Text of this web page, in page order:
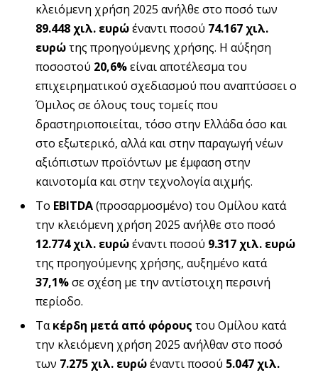
κλειόμενη χρήση 2025 ανήλθε στο ποσό των
89.448 χιλ. ευρώέναντι ποσού 74.167 χιλ.
ευρώτης προηγούμενης χρήσης. Η αύξηση
ποσοστού 20,6%είναι αποτέλεσμα του
επιχειρηματικού σχεδιασμού που αναπτύσσει ο
Όμιλος σε όλους τους τομείς που
δραστηριοποιείται, τόσο στην Ελλάδα όσο και
στο εξωτερικό, αλλά και στην παραγωγή νέων
αξιόπιστων προϊόντων με έμφαση στην
καινοτομία και στην τεχνολογία αιχμής.
Το EBITDA(προσαρμοσμένο) του Ομίλου κατά
την κλειόμενη χρήση 2025 ανήλθε στο ποσό
12.774 χιλ. ευρώέναντι ποσού 9.317 χιλ. ευρώ
της προηγούμενης χρήσης, αυξημένο κατά
37,1%σε σχέση με την αντίστοιχη περσινή
περίοδο.
Τακέρδη μετά από φόρους του Ομίλου κατά
την κλειόμενη χρήση 2025 ανήλθαν στο ποσό
των 7.275 χιλ. ευρώέναντι ποσού 5.047 χιλ.